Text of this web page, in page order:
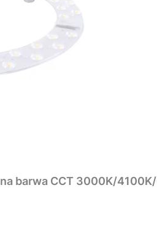
barwa CCT 3000K/